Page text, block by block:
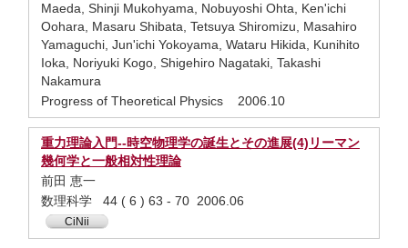
Maeda, Shinji Mukohyama, Nobuyoshi Ohta, Ken'ichi
Oohara, Masaru Shibata, Tetsuya Shiromizu, Masahiro
Yamaguchi, Jun'ichi Yokoyama, Wataru Hikida, Kunihito
Ioka, Noriyuki Kogo, Shigehiro Nagataki, Takashi
Nakamura
Progress of Theoretical Physics 2006.10
重力理論入門--時空物理学の誕生とその進展(4)リーマン
幾何学と一般相対性理論
前田 恵一
数理科学 44 ( 6 ) 63 - 70 2006.06
CiNii